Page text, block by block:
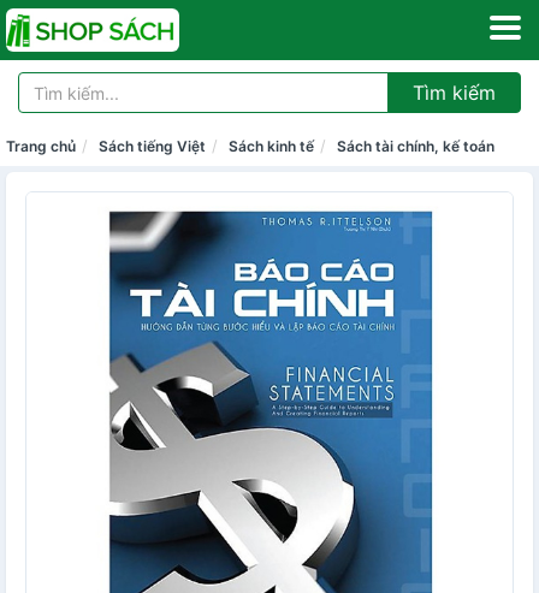
Tìm kiếm
Trang chủ Sách tiếng Việt Sách kinh tế Sách tài chính, kế toán